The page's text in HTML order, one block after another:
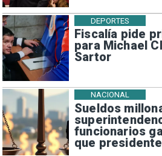
Fiscalía pide
para Michael
Sartor
DEPORTES
Sueldos
funcionarios
que
NACIONAL